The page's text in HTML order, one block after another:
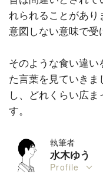
れられることがあり
意図しない意味で受
そのような食い違
た言葉を見ていき
し、どれくらい広
す。
執筆者
水木ゆう
Profile